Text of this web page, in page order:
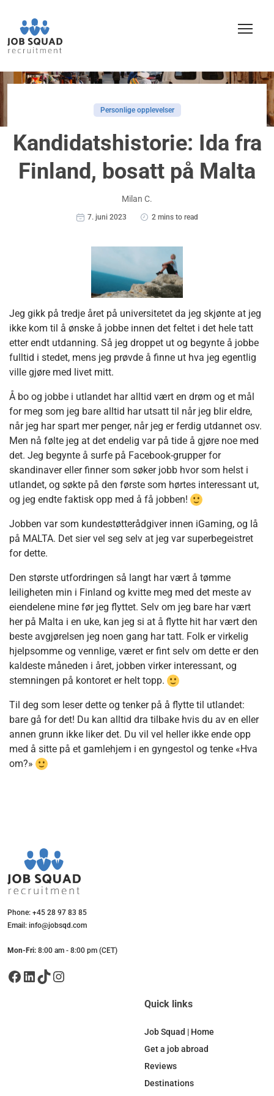
Personlige opplevelser
Kandidatshistorie: Ida fra
Finland, bosatt på Malta
Milan C.
7. juni 2023 2 mins to read
Jeg gikk på tredje året på universitetet da jeg skjønte at jeg
ikke kom til å ønske å jobbe innen det feltet i det hele tatt
etter endt utdanning. Så jeg droppet ut og begynte å jobbe
fulltid i stedet, mens jeg prøvde å finne ut hva jeg egentlig
ville gjøre med livet mitt.
Å bo og jobbe i utlandet har alltid vært en drøm og et mål
for meg som jeg bare alltid har utsatt til når jeg blir eldre,
når jeg har spart mer penger, når jeg er ferdig utdannet osv.
Men nå følte jeg at det endelig var på tide å gjøre noe med
det. Jeg begynte å surfe på Facebook-grupper for
skandinaver eller finner som søker jobb hvor som helst i
utlandet, og søkte på den første som hørtes interessant ut,
og jeg endte faktisk opp med å få jobben!
Jobben var som kundestøtterådgiver innen iGaming, og lå
på MALTA. Det sier vel seg selv at jeg var superbegeistret
for dette.
Den største utfordringen så langt har vært å tømme
leiligheten min i Finland og kvitte meg med det meste av
eiendelene mine før jeg flyttet. Selv om jeg bare har vært
her på Malta i en uke, kan jeg si at å flytte hit har vært den
beste avgjørelsen jeg noen gang har tatt. Folk er virkelig
hjelpsomme og vennlige, været er fint selv om dette er den
kaldeste måneden i året, jobben virker interessant, og
stemningen på kontoret er helt topp.
Til deg som leser dette og tenker på å flytte til utlandet:
bare gå for det! Du kan alltid dra tilbake hvis du av en eller
annen grunn ikke liker det. Du vil vel heller ikke ende opp
med å sitte på et gamlehjem i en gyngestol og tenke «Hva
om?»
Phone: +45 28 97 83 85
Email: info@jobsqd.com
Mon-Fri: 8:00 am - 8:00 pm (CET)
Facebook LinkedIn TikTok Instagram
Quick links
Job Squad | Home
Get a job abroad
Reviews
Destinations